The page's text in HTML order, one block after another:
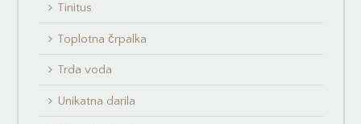
Tinitus
Toplotna črpalka
Trda voda
Unikatna darila